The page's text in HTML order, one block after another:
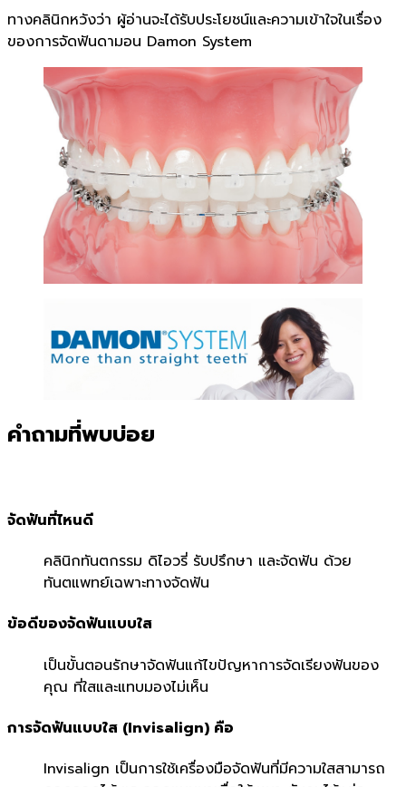
ทางคลินิกหวังว่า ผู้อ่านจะได้รับประโยชน์และความเข้าใจในเรื่อง
ของการจัดฟันดามอน Damon System
คำถามที่พบบ่อย
จัดฟันที่ไหนดี
คลินิกทันตกรรม ดิไอวรี่ รับปรึกษา และจัดฟัน ด้วย
ทันตแพทย์เฉพาะทางจัดฟัน
ข้อดีของจัดฟันแบบใส
เป็นขั้นตอนรักษาจัดฟันแก้ไขปัญหาการจัดเรียงฟันของ
คุณ ที่ใสและแทบมองไม่เห็น
การจัดฟันแบบใส (Invisalign) คือ
Invisalign เป็นการใช้เครื่องมือจัดฟันที่มีความใสสามารถ